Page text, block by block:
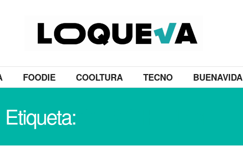
FOODIE COOLTURA TECNO BUENAVIDA
Etiqueta: